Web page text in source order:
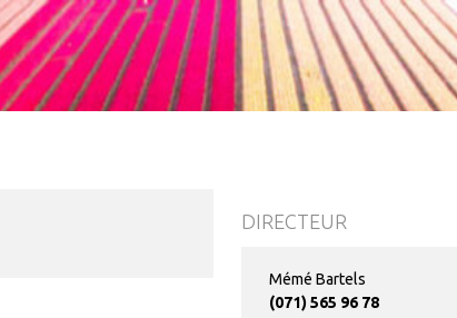
DIRECTEUR
Mémé Bartels
(071) 565 96 78